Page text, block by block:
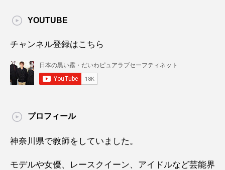
YOUTUBE
チャンネル登録はこちら
プロフィール
神奈川県で教師をしていました。
モデルや女優、レースクイーン、アイドルなど芸能界